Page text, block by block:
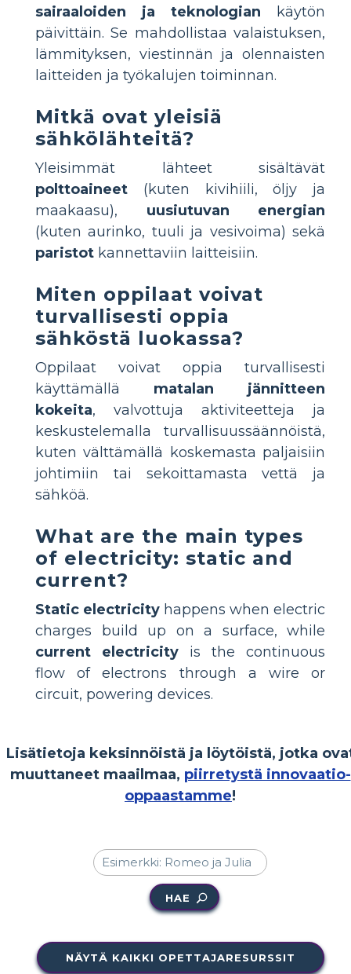
sairaaloiden ja teknologian käytön
päivittäin. Se mahdollistaa valaistuksen,
lämmityksen, viestinnän ja olennaisten
laitteiden ja työkalujen toiminnan.
Mitkä ovat yleisiä
sähkölähteitä?
Yleisimmät lähteet sisältävät
polttoaineet (kuten kivihiili, öljy ja
maakaasu), uusiutuvan energian
(kuten aurinko, tuuli ja vesivoima) sekä
paristot kannettaviin laitteisiin.
Miten oppilaat voivat
turvallisesti oppia
sähköstä luokassa?
Oppilaat voivat oppia turvallisesti
käyttämällä matalan jännitteen
kokeita, valvottuja aktiviteetteja ja
keskustelemalla turvallisuussäännöistä,
kuten välttämällä koskemasta paljaisiin
johtimiin tai sekoittamasta vettä ja
sähköä.
What are the main types
of electricity: static and
current?
Static electricity happens when electric
charges build up on a surface, while
current electricity is the continuous
flow of electrons through a wire or
circuit, powering devices.
Lisätietoja keksinnöistä ja löytöistä, jotka
muuttaneet maailmaa, piirretystä innovaatio-
oppaastamme!
HAE
NÄYTÄ KAIKKI OPETTAJARESURSSIT